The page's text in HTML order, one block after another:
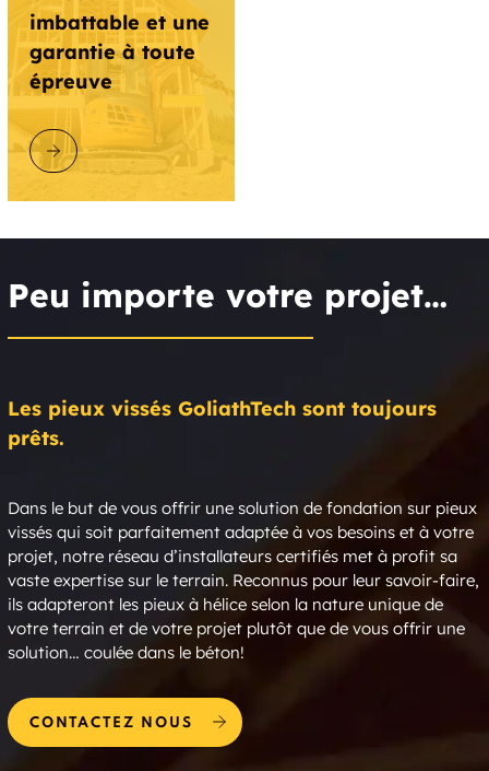
imbattable et une
garantie à toute
épreuve
DÉCOUVRIR GOLIATHTECH
Peu importe votre projet…
Les pieux vissés GoliathTech sont toujours
prêts.
Dans le but de vous offrir une solution de fondation sur pieux
vissés qui soit parfaitement adaptée à vos besoins et à votre
projet, notre réseau d’installateurs certifiés met à profit sa
vaste expertise sur le terrain. Reconnus pour leur savoir-faire,
ils adapteront les pieux à hélice selon la nature unique de
votre terrain et de votre projet plutôt que de vous offrir une
solution… coulée dans le béton!
CONTACTEZ NOUS